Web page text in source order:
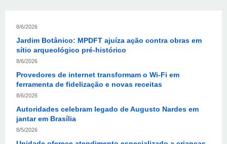
sítio arqueológico pré-histórico
Provedores de internet transformam o Wi-Fi em
ferramenta de fidelização e novas receitas
Autoridades celebram legado de Augusto Nardes em
jantar em Brasília
Unidade oferece atendimento especializado a crianças
e adolescentes vítimas de violência sexual no DF